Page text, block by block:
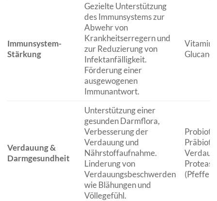
Immunsystem-
Stärkung
Gezielte Unterstützung
des Immunsystems zur
Abwehr von
Krankheitserregern und
zur Reduzierung von
Infektanfälligkeit.
Förderung einer
ausgewogenen
Immunantwort.
Vitamin
Verdauung &
Darmgesundheit
Unterstützung einer
gesunden Darmflora,
Verbesserung der
Verdauung und
Nährstoffaufnahme.
Linderung von
Verdauungsbeschwerden
wie Blähungen und
Völlegefühl.